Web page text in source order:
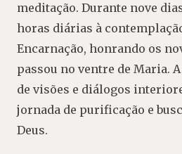
meditação. Durante nove
horas diárias à
Encarnação, honrando os
passou no ventre de Maria.
de visões e diálogos
jornada de purificação e
Deus.